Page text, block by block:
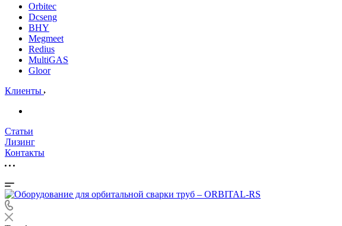
Orbitec
Dcseng
BHY
Megmeet
Redius
MultiGAS
Gloor
Клиенты
Статьи
Лизинг
Контакты